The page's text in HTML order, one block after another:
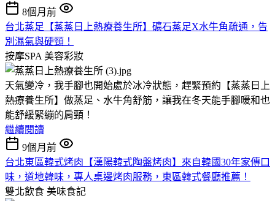
8個月前
台北蒸足【蒸蒸日上熱療養生所】礦石蒸足X水牛角疏通，告
別濕氣與硬頸！
按摩SPA 美容彩妝
天氣變冷，我手腳也開始處於冰冷狀態，趕緊預約【蒸蒸日上
熱療養生所】做蒸足、水牛角舒筋，讓我在冬天能手腳暖和也
能舒緩緊繃的肩頸！
繼續閱讀
9個月前
台北東區韓式烤肉【漢陽韓式陶盤烤肉】來自韓國30年家傳口
味，道地韓味，專人桌邊烤肉服務，東區韓式餐廳推薦！
雙北飲食 美味食記